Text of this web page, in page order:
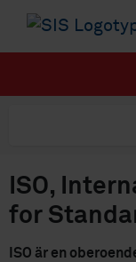
ISO,
for
ISO är en